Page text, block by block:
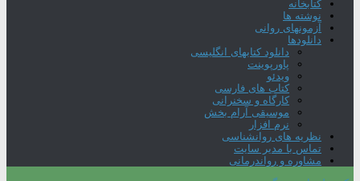
کتابخانه
نوشته ها
آزمونهای روانی
دانلودها
دانلود کتابهای انگلیسی
پاورپوینت
ویدئو
کتاب های فارسی
کارگاه و سخنرانی
موسیقی آرام بخش
نرم افزار
نظریه های روانشناسی
تماس با مدیر سایت
مشاوره و رواندرمانی